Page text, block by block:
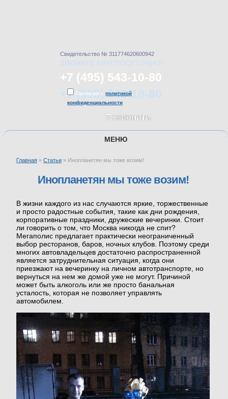
Свидетельство № 311774620600942
ЗВОНИТЕ КРУГЛОСУТОЧНО!
+7 (495) 543-10-80
+7 (905) 543-10-80
Согласен с политикой
конфиденциальности
Позвонить
МЕНЮ
ГЛАВНАЯ
ЦЕНЫ
ОТЗЫВЫ
НАГРАДЫ
ВАКАНСИИ
СТАТЬИ
ВОПРОСЫ
Главная » Статьи » Инопланетян мы тоже возим!
Инопланетян мы тоже возим!
В жизни каждого из нас случаются яркие, торжественные
и просто радостные события, такие как дни рождения,
корпоративные праздники, дружеские вечеринки. Стоит
ли говорить о том, что Москва никогда не спит?
Мегаполис предлагает практически неограниченный
выбор ресторанов, баров, ночных клубов. Поэтому среди
многих автовладельцев достаточно распространенной
является затруднительная ситуация, когда они
приезжают на вечеринку на личном автотранспорте, но
вернуться на нем же домой уже не могут. Причиной
может быть алкоголь или же просто банальная
усталость, которая не позволяет управлять
автомобилем.